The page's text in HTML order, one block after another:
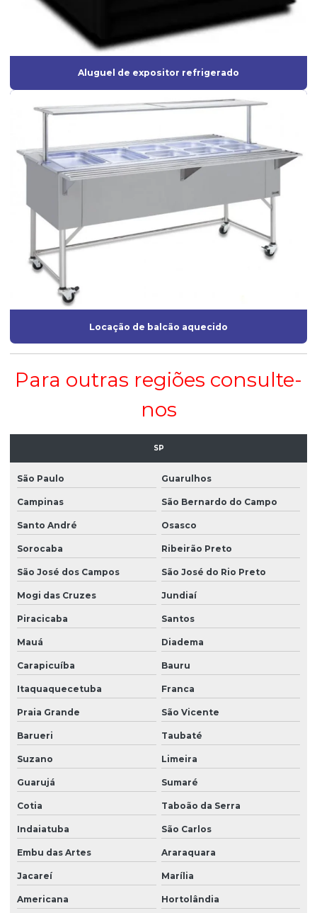
Aluguel de expositor refrigerado
Locação de balcão aquecido
Para outras regiões consulte-
nos
SP
São Paulo Guarulhos
Campinas São Bernardo do Campo
Santo André Osasco
Sorocaba Ribeirão Preto
São José dos Campos São José do Rio Preto
Mogi das Cruzes Jundiaí
Piracicaba Santos
Mauá Diadema
Carapicuíba Bauru
Itaquaquecetuba Franca
Praia Grande São Vicente
Barueri Taubaté
Suzano Limeira
Guarujá Sumaré
Cotia Taboão da Serra
Indaiatuba São Carlos
Embu das Artes Araraquara
Jacareí Marília
Americana Hortolândia